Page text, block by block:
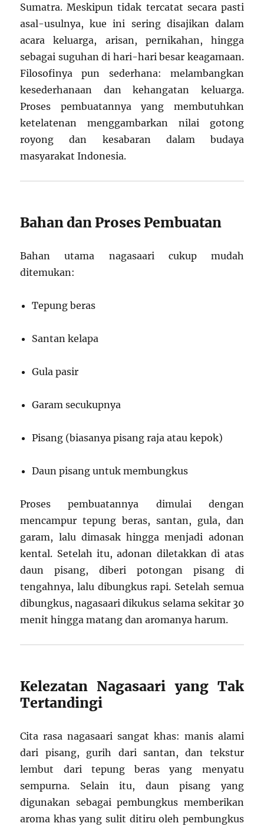
Sumatra. Meskipun tidak tercatat secara pasti
asal-usulnya, kue ini sering disajikan dalam
acara keluarga, arisan, pernikahan, hingga
sebagai suguhan di hari-hari besar keagamaan.
Filosofinya pun sederhana: melambangkan
kesederhanaan dan kehangatan keluarga.
Proses pembuatannya yang membutuhkan
ketelatenan menggambarkan nilai gotong
royong dan kesabaran dalam budaya
masyarakat Indonesia.
Bahan dan Proses Pembuatan
Bahan utama nagasaari cukup mudah
ditemukan:
Tepung beras
Santan kelapa
Gula pasir
Garam secukupnya
Pisang (biasanya pisang raja atau kepok)
Daun pisang untuk membungkus
Proses pembuatannya dimulai dengan
mencampur tepung beras, santan, gula, dan
garam, lalu dimasak hingga menjadi adonan
kental. Setelah itu, adonan diletakkan di atas
daun pisang, diberi potongan pisang di
tengahnya, lalu dibungkus rapi. Setelah semua
dibungkus, nagasaari dikukus selama sekitar 30
menit hingga matang dan aromanya harum.
Kelezatan Nagasaari yang Tak
Tertandingi
Cita rasa nagasaari sangat khas: manis alami
dari pisang, gurih dari santan, dan tekstur
lembut dari tepung beras yang menyatu
sempurna. Selain itu, daun pisang yang
digunakan sebagai pembungkus memberikan
aroma khas yang sulit ditiru oleh pembungkus